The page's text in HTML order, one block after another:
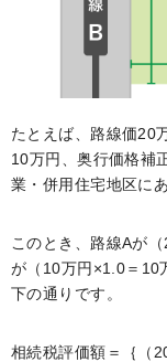
たとえば、路線価20
10万円、奥行価格補
業・併用住宅地区に
このとき、路線Aが
が（10万円×1.0＝10
下の通りです。
相続税評価額＝｛（